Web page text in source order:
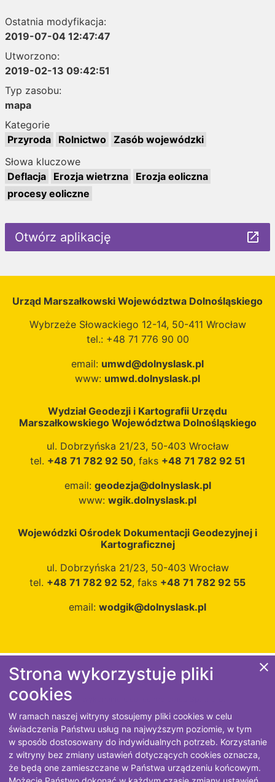
Ostatnia modyfikacja:
2019-07-04 12:47:47
Utworzono:
2019-02-13 09:42:51
Typ zasobu:
mapa
Kategorie
Przyroda
Rolnictwo Zasób wojewódzki
Słowa kluczowe
Deflacja
Erozja wietrzna
Erozja eoliczna
procesy eoliczne
Otwórz aplikację launch
Urząd Marszałkowski Województwa Dolnośląskiego
Wybrzeże Słowackiego 12-14, 50-411 Wrocław
tel.: +48 71 776 90 00
email: umwd@dolnyslask.pl
www: umwd.dolnyslask.pl
Wydział Geodezji i Kartografii Urzędu
Marszałkowskiego Województwa Dolnośląskiego
ul. Dobrzyńska 21/23, 50-403 Wrocław
tel. +48 71 782 92 50, faks +48 71 782 92 51
email: geodezja@dolnyslask.pl
www: wgik.dolnyslask.pl
Wojewódzki Ośrodek Dokumentacji Geodezyjnej i
Kartograficznej
ul. Dobrzyńska 21/23, 50-403 Wrocław
tel. +48 71 782 92 52, faks +48 71 782 92 55
email: wodgik@dolnyslask.pl
Polityka prywatności
Projekt i wykonanie
Strona wykorzystuje pliki
cookies
W ramach naszej witryny stosujemy pliki cookies w celu
świadczenia Państwu usług na najwyższym poziomie, w tym
w sposób dostosowany do indywidualnych potrzeb. Korzystanie
z witryny bez zmiany ustawień dotyczących cookies oznacza,
że będą one zamieszczane w Państwa urządzeniu końcowym.
close